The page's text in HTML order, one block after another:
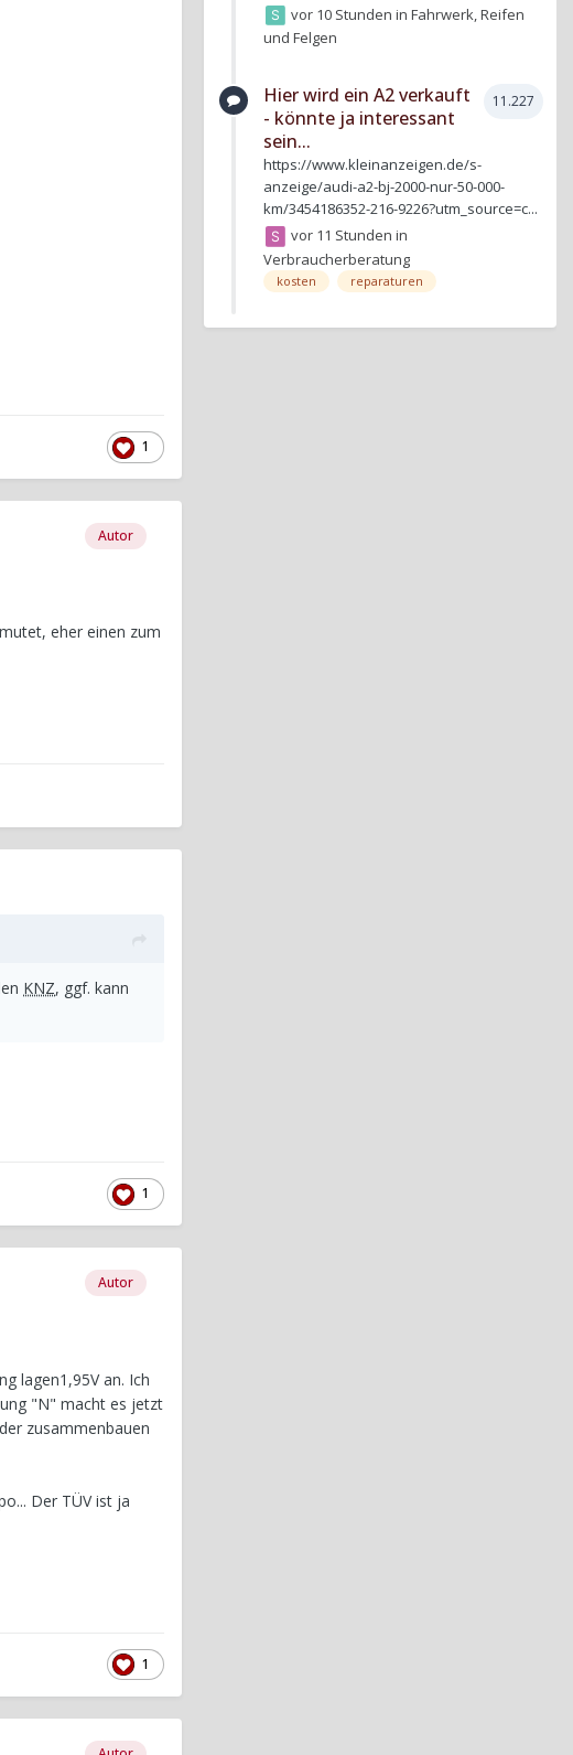
1
Autor
eher einen zum
KNZ, ggf. kann
1
Autor
lagen1,95V an. Ich
"N" macht es jetzt
zusammenbauen
Der TÜV ist ja
1
vor 10 Stunden inFahrwerk, Reifen
und Felgen
11.227
Hier wird ein A2 verkauft
- könnte ja interessant
sein...
https://www.kleinanzeigen.de/s-
anzeige/audi-a2-bj-2000-nur-50-000-
km/3454186352-216-9226?utm_source=c...
vor 11 Stunden in
Verbraucherberatung
kosten reparaturen